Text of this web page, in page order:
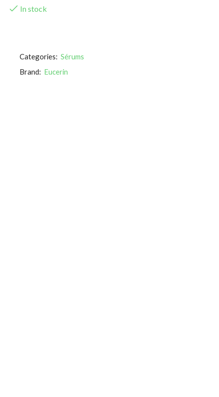
In stock
Categories: Sérums
Brand: Eucerin